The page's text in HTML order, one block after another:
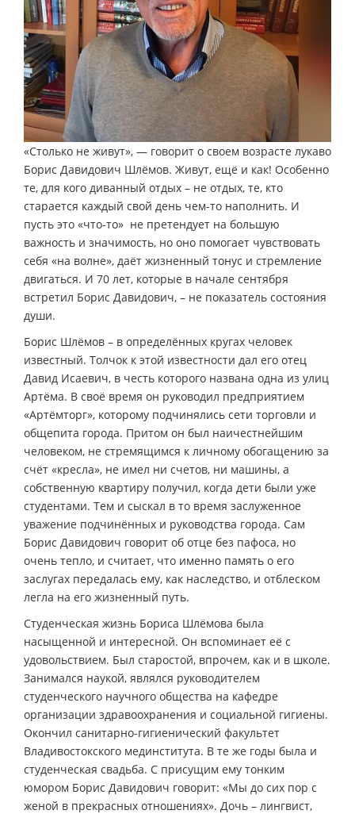
«Столько не живут», — говорит о своем возрасте лукаво
Борис Давидович Шлёмов. Живут, ещё и как! Особенно
те, для кого диванный отдых – не отдых, те, кто
старается каждый свой день чем-то наполнить. И
пусть это «что-то» не претендует на большую
важность и значимость, но оно помогает чувствовать
себя «на волне», даёт жизненный тонус и стремление
двигаться. И 70 лет, которые в начале сентября
встретил Борис Давидович, – не показатель состояния
души.
Борис Шлёмов – в определённых кругах человек
известный. Толчок к этой известности дал его отец
Давид Исаевич, в честь которого названа одна из улиц
Артёма. В своё время он руководил предприятием
«Артёмторг», которому подчинялись сети торговли и
общепита города. Притом он был наичестнейшим
человеком, не стремящимся к личному обогащению за
счёт «кресла», не имел ни счетов, ни машины, а
собственную квартиру получил, когда дети были уже
студентами. Тем и сыскал в то время заслуженное
уважение подчинённых и руководства города. Сам
Борис Давидович говорит об отце без пафоса, но
очень тепло, и считает, что именно память о его
заслугах передалась ему, как наследство, и отблеском
легла на его жизненный путь.
Студенческая жизнь Бориса Шлёмова была
насыщенной и интересной. Он вспоминает её с
удовольствием. Был старостой, впрочем, как и в школе.
Занимался наукой, являлся руководителем
студенческого научного общества на кафедре
организации здравоохранения и социальной гигиены.
Окончил санитарно-гигиенический факультет
Владивостокского мединститута. В те же годы была и
студенческая свадьба. С присущим ему тонким
юмором Борис Давидович говорит: «Мы до сих пор с
женой в прекрасных отношениях». Дочь – лингвист,